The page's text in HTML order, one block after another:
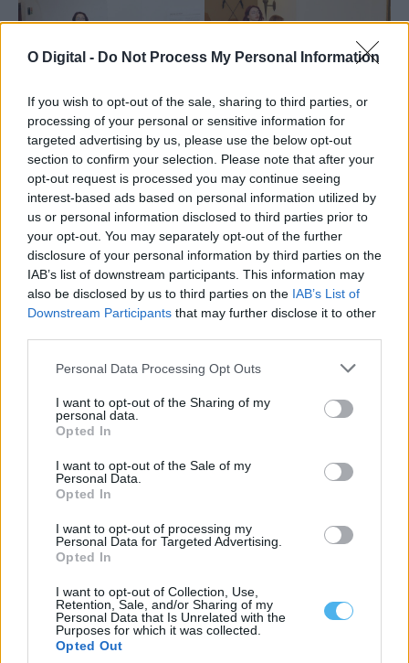
O Digital - Do Not Process My Personal Information
If you wish to opt-out of the sale, sharing to third parties, or
processing of your personal or sensitive information for
targeted advertising by us, please use the below opt-out
section to confirm your selection. Please note that after your
opt-out request is processed you may continue seeing
interest-based ads based on personal information utilized by
us or personal information disclosed to third parties prior to
your opt-out. You may separately opt-out of the further
disclosure of your personal information by third parties on the
IAB’s list of downstream participants. This information may
also be disclosed by us to third parties on the IAB’s List of
Downstream Participants that may further disclose it to other
Personal Data Processing Opt Outs
I want to opt-out of the Sharing of my
personal data.
Opted In
I want to opt-out of the Sale of my
Personal Data.
Opted In
I want to opt-out of processing my
Personal Data for Targeted Advertising.
Opted In
I want to opt-out of Collection, Use,
Retention, Sale, and/or Sharing of my
Personal Data that Is Unrelated with the
Purposes for which it was collected.
Opted Out
CULTURAL